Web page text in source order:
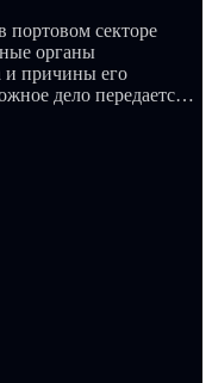
секторе
органы
и причины его
дело передается
таинственных